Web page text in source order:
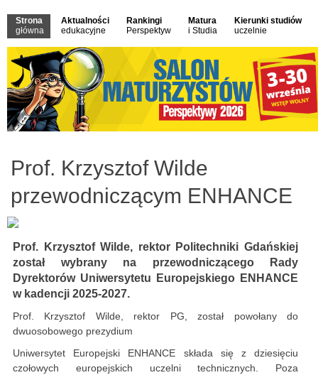
Strona
główna
Aktualności
edukacyjne
Rankingi
Perspektyw
Matura
i Studia
Kierunki studiów
uczelnie
Prof. Krzysztof Wilde
przewodniczącym ENHANCE
Prof. Krzysztof Wilde, rektor Politechniki Gdańskiej
został wybrany na przewodniczącego Rady
Dyrektorów Uniwersytetu Europejskiego ENHANCE
w kadencji 2025-2027.
Prof. Krzysztof Wilde, rektor PG, został powołany do
dwuosobowego prezydium
Uniwersytet Europejski ENHANCE składa się z dziesięciu
czołowych europejskich uczelni technicznych. Poza